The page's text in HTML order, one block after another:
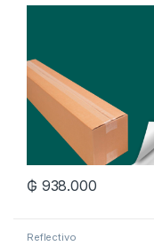
₲ 938.000
Reflectivo